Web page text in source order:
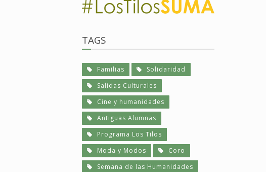
TAGS
Familias
Solidaridad
Salidas Culturales
Cine y humanidades
Antiguas Alumnas
Programa Los Tilos
Moda y Modos
Coro
Semana de las Humanidades